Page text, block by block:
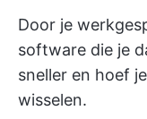
Door je
software die je
sneller en hoef
wisselen.